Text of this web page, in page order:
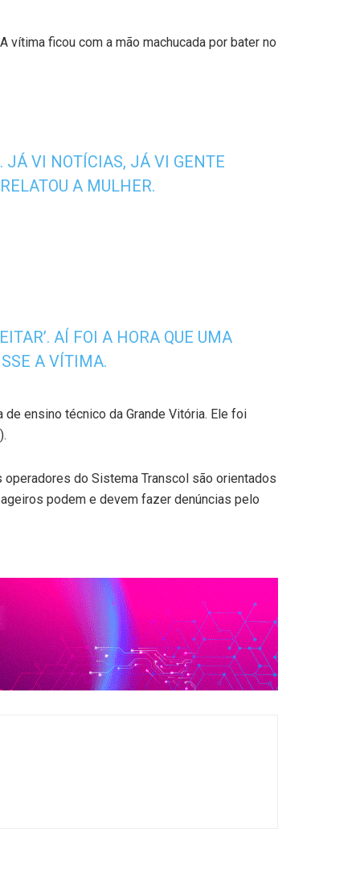
vítima ficou com a mão machucada por bater no
JÁ VI NOTÍCIAS, JÁ VI GENTE
A MULHER.
AÍ FOI A HORA QUE UMA
A VÍTIMA.
ensino técnico da Grande Vitória. Ele foi
do Sistema Transcol são orientados
podem e devem fazer denúncias pelo